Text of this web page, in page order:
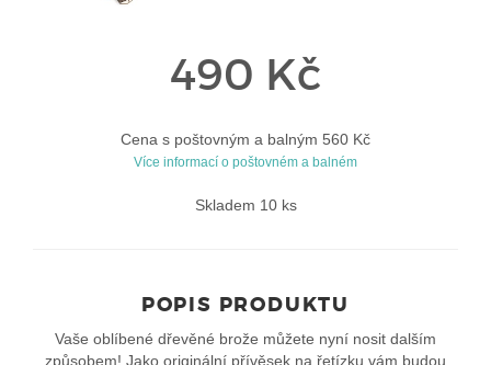
490 Kč
Cena s poštovným a balným 560 Kč
Více informací o poštovném a balném
Skladem 10 ks
POPIS PRODUKTU
Vaše oblíbené dřevěné brože můžete nyní nosit dalším
způsobem! Jako originální přívěsek na řetízku vám budou